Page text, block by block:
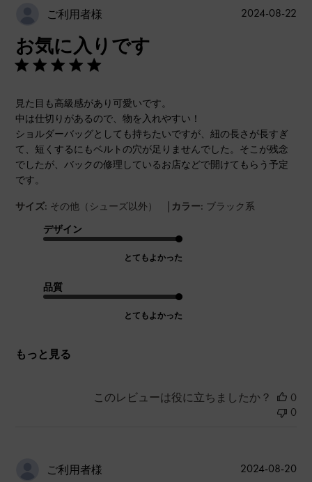
ご利用者様
お気に入りです
見た目も高級感があり可愛いです。
中は仕切りがあるので、物を入れやすい！
ショルダーバッグとしても持ちたいですが、紐の長さが長すぎ
て、短くするにもベルトの穴が足りませんでした。そこが残念
でしたが、バックの修理しているお店などで開けてもらう予定
です。
サイズ: その他（シューズ以外） | カラー: ブラック系
デザイン
とてもよかった
品質
とてもよかった
もっと見る
公
2024-08-22
このレビューは役に立ちましたか？
0
0
ご利用者様
公
2024-08-20